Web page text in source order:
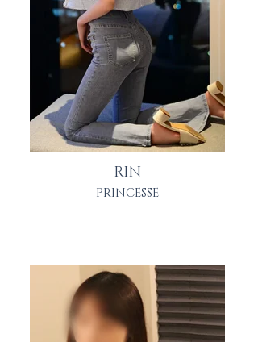
RIN
PRINCESSE